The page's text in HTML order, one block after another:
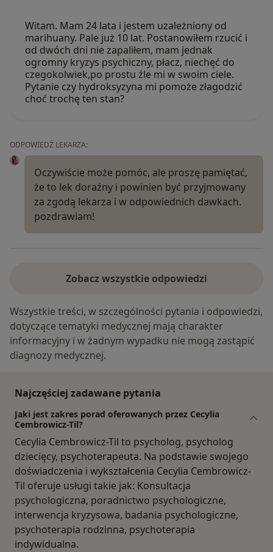
Witam. Mam 24 lata i jestem uzależniony od
marihuany. Pale już 10 lat. Postanowiłem rzucić i
od dwóch dni nie zapaliłem, mam jednak
ogromny kryzys psychiczny, płacz, niechęć do
czegokolwiek,po prostu źle mi w swoim ciele.
Pytanie czy hydroksyzyna mi pomoże złagodzić
choć trochę ten stan?
ODPOWIEDŹ LEKARZA:
Oczywiście może pomóc, ale proszę pamiętać,
że to lek doraźny i powinien być przyjmowany
za zgodą lekarza i w odpowiednich dawkach.
pozdrawiam!
Zobacz wszystkie odpowiedzi
Wszystkie treści, w szczególności pytania i odpowiedzi,
dotyczące tematyki medycznej mają charakter
informacyjny i w żadnym wypadku nie mogą zastąpić
diagnozy medycznej.
Najczęściej zadawane pytania
Jaki jest zakres porad oferowanych przez Cecylia
Cembrowicz-Til?
Cecylia Cembrowicz-Til to psycholog, psycholog
dziecięcy, psychoterapeuta. Na podstawie swojego
doświadczenia i wykształcenia Cecylia Cembrowicz-
Til oferuje usługi takie jak: Konsultacja
psychologiczna, poradnictwo psychologiczne,
interwencja kryzysowa, badania psychologiczne,
psychoterapia rodzinna, psychoterapia
indywidualna.